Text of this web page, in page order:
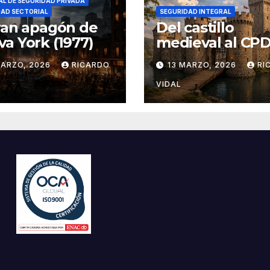
SECTORIAL
apagón de
York (1977)
2026 RICARDO
SEGURIDAD INTEGRAL
Del castillo
medieval al
seguridad por
13 MARZO, 2026
VIDAL